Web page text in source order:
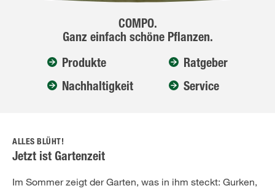
COMPO.
Ganz einfach schöne Pflanzen.
Produkte
Ratgeber
Nachhaltigkeit
Service
ALLES BLÜHT!
Jetzt ist Gartenzeit
Im Sommer zeigt der Garten, was in ihm steckt: Gurken,